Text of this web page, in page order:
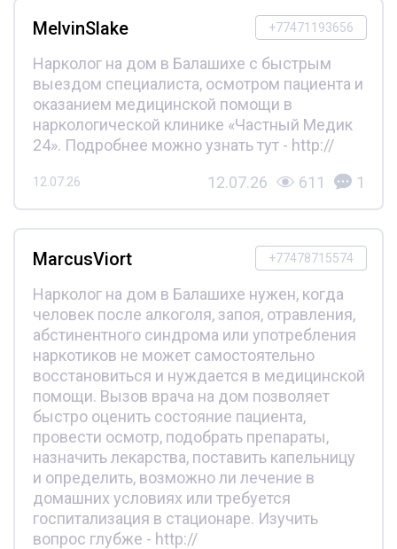
+77471193656
MelvinSlake
Нарколог на дом в Балашихе с быстрым
выездом специалиста, осмотром пациента и
оказанием медицинской помощи в
наркологической клинике «Частный Медик
24». Подробнее можно узнать тут - http://
12.07.26 12.07.26 611 1
+77478715574
MarcusViort
Нарколог на дом в Балашихе нужен, когда
человек после алкоголя, запоя, отравления,
абстинентного синдрома или употребления
наркотиков не может самостоятельно
восстановиться и нуждается в медицинской
помощи. Вызов врача на дом позволяет
быстро оценить состояние пациента,
провести осмотр, подобрать препараты,
назначить лекарства, поставить капельницу
и определить, возможно ли лечение в
домашних условиях или требуется
госпитализация в стационаре. Изучить
вопрос глубже - http://